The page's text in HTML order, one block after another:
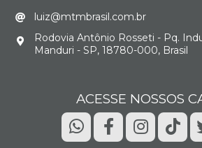
luiz@mtmbrasil.com.br
Rodovia Antônio Rosseti - Pq.
Manduri - SP, 18780-000, Brasil
ACESSE NOSSOS